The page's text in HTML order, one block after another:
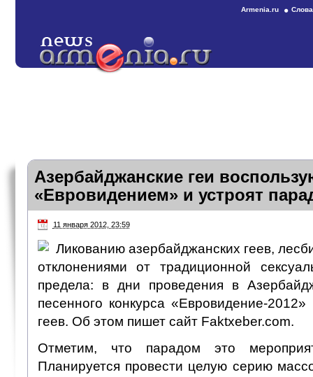
Armenia.ru
Азербайджанские геи
«Евровидением» и устроят
11 января 2012, 23:59
Ликованию азербайджанских геев,
отклонениями от традиционной
предела: в дни проведения в
песенного конкурса «Евровидение-
геев. Об этом пишет сайт Faktxeber.com.
Отметим, что парадом это
Планируется провести целую серию